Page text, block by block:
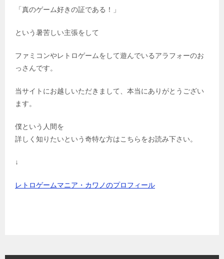
「真のゲーム好きの証である！」
という暑苦しい主張をして
ファミコンやレトロゲームをして遊んでいるアラフォーのお
っさんです。
当サイトにお越しいただきまして、本当にありがとうござい
ます。
僕という人間を
詳しく知りたいという奇特な方はこちらをお読み下さい。
↓
レトロゲームマニア・カワノのプロフィール